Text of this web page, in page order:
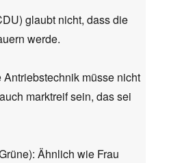
glaubt nicht, dass die
werde.
müsse nicht
marktreif sein, das sei
Ähnlich wie Frau